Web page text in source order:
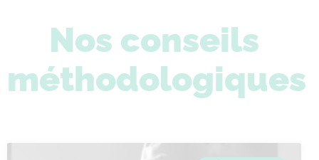
Nos conseils
méthodologiques